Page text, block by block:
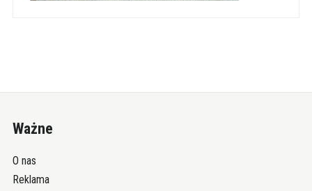
Ważne
O nas
Reklama